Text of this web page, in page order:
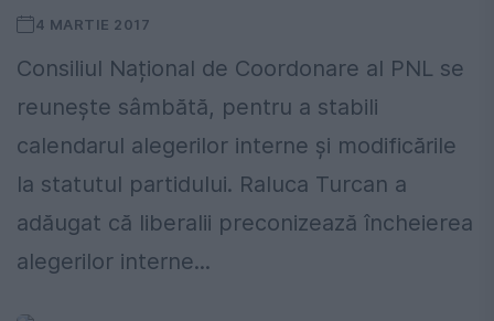
4 MARTIE 2017
Consiliul Național de Coordonare al PNL se
reunește sâmbătă, pentru a stabili
calendarul alegerilor interne și modificările
la statutul partidului. Raluca Turcan a
adăugat că liberalii preconizează încheierea
alegerilor interne...